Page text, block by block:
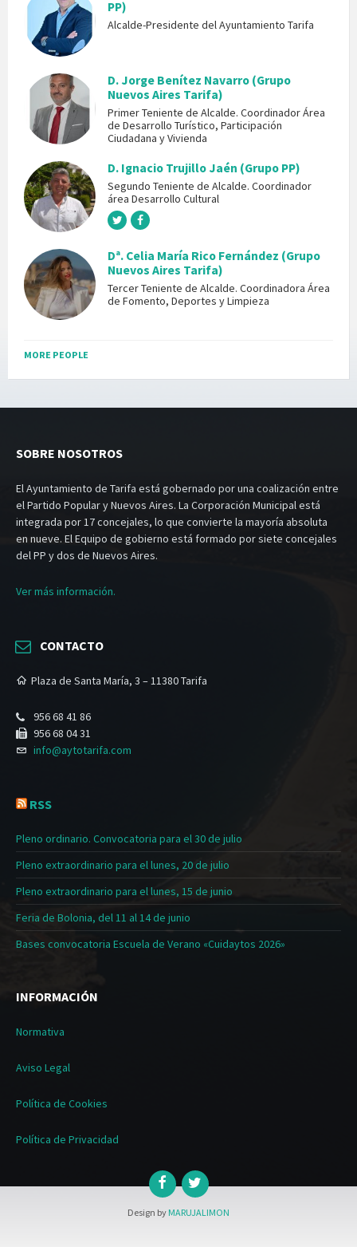
PP)
Alcalde-Presidente del Ayuntamiento Tarifa
D. Jorge Benítez Navarro (Grupo
Nuevos Aires Tarifa)
Primer Teniente de Alcalde. Coordinador Área
de Desarrollo Turístico, Participación
Ciudadana y Vivienda
D. Ignacio Trujillo Jaén (Grupo PP)
Segundo Teniente de Alcalde. Coordinador
área Desarrollo Cultural
Dª. Celia María Rico Fernández (Grupo
Nuevos Aires Tarifa)
Tercer Teniente de Alcalde. Coordinadora Área
de Fomento, Deportes y Limpieza
MORE PEOPLE
SOBRE NOSOTROS
El Ayuntamiento de Tarifa está gobernado por una coalización entre
el Partido Popular y Nuevos Aires. La Corporación Municipal está
integrada por 17 concejales, lo que convierte la mayoría absoluta
en nueve. El Equipo de gobierno está formado por siete concejales
del PP y dos de Nuevos Aires.
Ver más información.
CONTACTO
Plaza de Santa María, 3 – 11380 Tarifa
956 68 41 86
956 68 04 31
info@aytotarifa.com
RSS
Pleno ordinario. Convocatoria para el 30 de julio
Pleno extraordinario para el lunes, 20 de julio
Pleno extraordinario para el lunes, 15 de junio
Feria de Bolonia, del 11 al 14 de junio
Bases convocatoria Escuela de Verano «Cuidaytos 2026»
INFORMACIÓN
Normativa
Aviso Legal
Política de Cookies
Política de Privacidad
Design by MARUJALIMON